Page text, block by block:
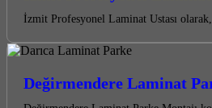
İzmit Profesyonel Laminat Ustası
Değirmendere Laminat